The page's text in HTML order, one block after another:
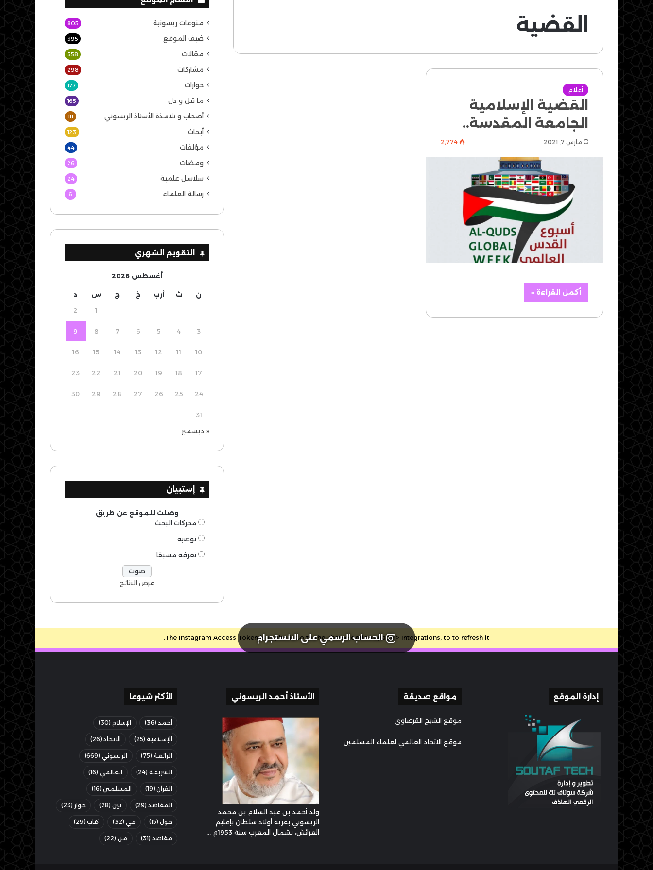
القضية
أعلام
القضية الإسلامية
الجامعة المقدسة..
مارس 7, 2021 2٬774
أكمل القراءة »
منوعات ريسونية 805
ضيف الموقع 395
مقالات 358
مشاركات 298
حوارات 177
ما قل و دل 165
أصحاب و تلامذة الأستاذ الريسوني 111
أبحاث 123
مؤلفات 44
ومضات 26
سلاسل علمية 24
رسالة العلماء 6
التقويم الشهري
أغسطس 2026
ن ث أرب خ ج س د
1
2
3
4
5
6
7
8
9
10
11
12
13
14
15
16
17
18
19
20
21
22
23
24
25
26
27
28
29
30
31
« ديسمبر
إستبيان
وصلت للموقع عن طريق
محركات البحث
توصيه
تعرفه مسبقا
عرض النتائج
الحساب الرسمي على الانستجرام
The Instagram Access Token is expired, Go to the Theme options page > Integrations, to to refresh it.
إدارة الموقع مواقع صديقة
موقع الشيخ القرضاوي
موقع الاتحاد العالمي لعلماء المسلمين
الأستاذ أحمد الريسوني
ولد أحمد بن عبد السلام بن محمد
الريسوني بقرية أولاد سلطان بإقليم
العرائش، بشمال المغرب سنة 1953م ...
الأكثر شيوعا
أحمد (36) الإسلام (30)
الإسلامية (25) الاتحاد (26)
الرائعة (75) الريسوني (669)
الشريعة (24) العالمي (16)
القرآن (19) المسلمين (16)
المقاصد (29) بين (28) حوار (23)
حول (15) في (32) كتاب (29)
مقاصد (31) من (22)